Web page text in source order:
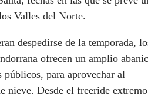
Valles del Norte.
despedirse de la temporada,
ofrecen un amplio
públicos, para aprovechar al
nieve. Desde el freeride extremo